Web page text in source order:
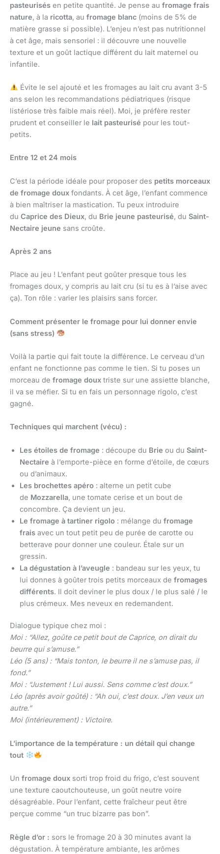
pasteurisés en petite quantité. Je pense au fromage frais
nature, à la ricotta, au fromage blanc (moins de 5% de
matière grasse si possible). L’enjeu n’est pas nutritionnel
à cet âge, mais sensoriel : il découvre une nouvelle
texture et un goût lactique différent du lait maternel ou
infantile.
Évite le sel ajouté et les fromages au lait cru avant 3-5
ans selon les recommandations pédiatriques (risque
listériose très faible mais réel). Moi, je préfère rester
prudent et conseiller le lait pasteurisé pour les tout-
petits.
Entre 12 et 24 mois
C’est la période idéale pour proposer des petits morceaux
de fromage doux fondants. À cet âge, l’enfant commence
à bien maîtriser la mastication. Tu peux introduire
du Caprice des Dieux, du Brie jeune pasteurisé, du Saint-
Nectaire jeune sans croûte.
Après 2 ans
Place au jeu ! L’enfant peut goûter presque tous les
fromages doux, y compris au lait cru (si tu es à l’aise avec
ça). Ton rôle : varier les plaisirs sans forcer.
Comment présenter le fromage pour lui donner envie
(sans stress)
Voilà la partie qui fait toute la différence. Le cerveau d’un
enfant ne fonctionne pas comme le tien. Si tu poses un
morceau de fromage doux triste sur une assiette blanche,
il va se méfier. Si tu en fais un personnage rigolo, c’est
gagné.
Techniques qui marchent (vécu) :
Les étoiles de fromage : découpe du Brie ou du Saint-
Nectaire à l’emporte-pièce en forme d’étoile, de cœurs
ou d’animaux.
Les brochettes apéro : alterne un petit cube
de Mozzarella, une tomate cerise et un bout de
concombre. Ça devient un jeu.
Le fromage à tartiner rigolo : mélange du fromage
frais avec un tout petit peu de purée de carotte ou
betterave pour donner une couleur. Étale sur un
gressin.
La dégustation à l’aveugle : bandeau sur les yeux, tu
lui donnes à goûter trois petits morceaux de fromages
différents. Il doit deviner le plus doux / le plus salé / le
plus crémeux. Mes neveux en redemandent.
Dialogue typique chez moi :
Moi : “Allez, goûte ce petit bout de Caprice, on dirait du
beurre qui s’amuse.”
Léo (5 ans) : “Mais tonton, le beurre il ne s’amuse pas, il
fond.”
Moi : “Justement ! Lui aussi. Sens comme c’est doux.”
Léo (après avoir goûté) : “Ah oui, c’est doux. J’en veux un
autre.”
Moi (intérieurement) : Victoire.
L’importance de la température : un détail qui change
tout
Un fromage doux sorti trop froid du frigo, c’est souvent
une texture caoutchouteuse, un goût neutre voire
désagréable. Pour l’enfant, cette fraîcheur peut être
perçue comme “un truc bizarre pas bon”.
Règle d’or : sors le fromage 20 à 30 minutes avant la
dégustation. À température ambiante, les arômes